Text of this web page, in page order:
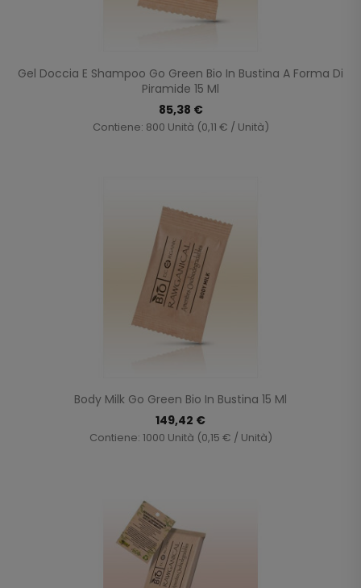
Gel Doccia E Shampoo Go Green Bio In Bustina A Forma Di
Piramide 15 Ml
85,38 €
Contiene: 800 Unità (0,11 € / Unità)
Body Milk Go Green Bio In Bustina 15 Ml
149,42 €
Contiene: 1000 Unità (0,15 € / Unità)